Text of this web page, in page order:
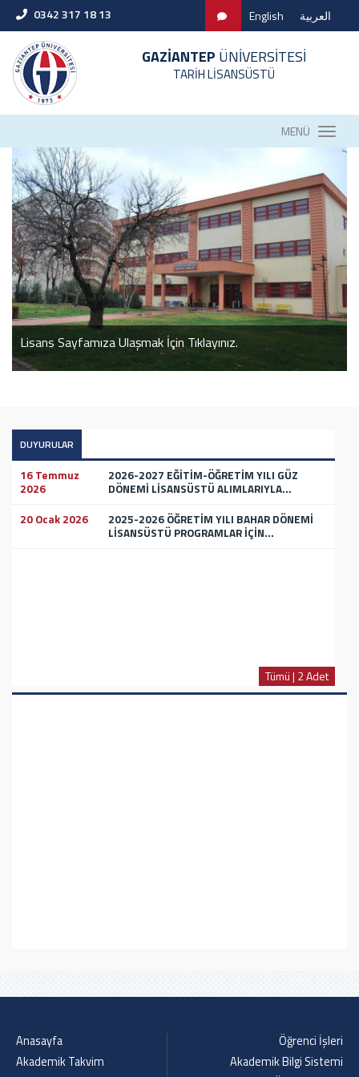
0342 317 18 13 English العربية
GAZİANTEP ÜNİVERSİTESİ
TARİH LİSANSÜSTÜ
MENÜ
Lisans Sayfamıza Ulaşmak İçin Tıklayınız.
DUYURULAR
16 Temmuz
2026
2026-2027 EĞİTİM-ÖĞRETİM YILI GÜZ
DÖNEMİ LİSANSÜSTÜ ALIMLARIYLA...
20 Ocak 2026
2025-2026 ÖĞRETİM YILI BAHAR DÖNEMİ
LİSANSÜSTÜ PROGRAMLAR İÇİN...
Tümü | 2 Adet
Anasayfa
Akademik Takvim
Öğrenci İşleri
Akademik Bilgi Sistemi